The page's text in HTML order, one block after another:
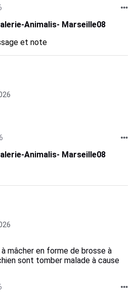
Animalis- Marseille08
et note
Animalis- Marseille08
mâcher en forme de brosse à
sont tomber malade à cause